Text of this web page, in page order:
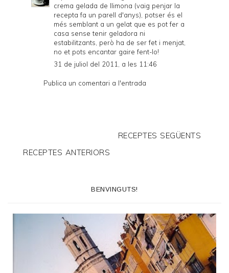
crema gelada de llimona (vaig penjar la
recepta fa un parell d'anys), potser és el
més semblant a un gelat que es pot fer a
casa sense tenir geladora ni
estabilitzants, però ha de ser fet i menjat,
no et pots encantar gaire fent-lo!
31 de juliol del 2011, a les 11:46
Publica un comentari a l'entrada
RECEPTES SEGÜENTS
RECEPTES ANTERIORS
BENVINGUTS!